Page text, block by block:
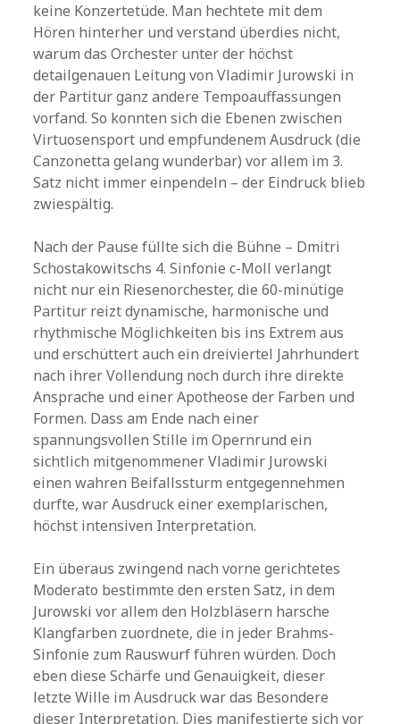
keine Konzertetüde. Man hechtete mit dem
Hören hinterher und verstand überdies nicht,
warum das Orchester unter der höchst
detailgenauen Leitung von Vladimir Jurowski in
der Partitur ganz andere Tempoauffassungen
vorfand. So konnten sich die Ebenen zwischen
Virtuosensport und empfundenem Ausdruck (die
Canzonetta gelang wunderbar) vor allem im 3.
Satz nicht immer einpendeln – der Eindruck blieb
zwiespältig.
Nach der Pause füllte sich die Bühne – Dmitri
Schostakowitschs 4. Sinfonie c-Moll verlangt
nicht nur ein Riesenorchester, die 60-minütige
Partitur reizt dynamische, harmonische und
rhythmische Möglichkeiten bis ins Extrem aus
und erschüttert auch ein dreiviertel Jahrhundert
nach ihrer Vollendung noch durch ihre direkte
Ansprache und einer Apotheose der Farben und
Formen. Dass am Ende nach einer
spannungsvollen Stille im Opernrund ein
sichtlich mitgenommener Vladimir Jurowski
einen wahren Beifallssturm entgegennehmen
durfte, war Ausdruck einer exemplarischen,
höchst intensiven Interpretation.
Ein überaus zwingend nach vorne gerichtetes
Moderato bestimmte den ersten Satz, in dem
Jurowski vor allem den Holzbläsern harsche
Klangfarben zuordnete, die in jeder Brahms-
Sinfonie zum Rauswurf führen würden. Doch
eben diese Schärfe und Genauigkeit, dieser
letzte Wille im Ausdruck war das Besondere
dieser Interpretation. Dies manifestierte sich vor